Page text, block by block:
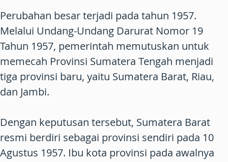
Perubahan besar terjadi pada tahun 1957.
Melalui Undang-Undang Darurat Nomor 19
Tahun 1957, pemerintah memutuskan untuk
memecah Provinsi Sumatera Tengah menjadi
tiga provinsi baru, yaitu Sumatera Barat, Riau,
dan Jambi.
Dengan keputusan tersebut, Sumatera Barat
resmi berdiri sebagai provinsi sendiri pada 10
Agustus 1957. Ibu kota provinsi pada awalnya